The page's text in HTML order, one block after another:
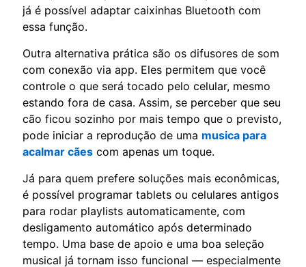
já é possível adaptar caixinhas Bluetooth com
essa função.
Outra alternativa prática são os difusores de som
com conexão via app. Eles permitem que você
controle o que será tocado pelo celular, mesmo
estando fora de casa. Assim, se perceber que seu
cão ficou sozinho por mais tempo que o previsto,
pode iniciar a reprodução de uma musica para
acalmar cães com apenas um toque.
Já para quem prefere soluções mais econômicas,
é possível programar tablets ou celulares antigos
para rodar playlists automaticamente, com
desligamento automático após determinado
tempo. Uma base de apoio e uma boa seleção
musical já tornam isso funcional — especialmente